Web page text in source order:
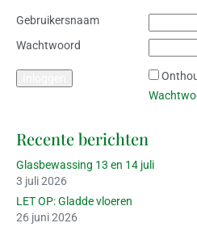
Gebruikersnaam
Wachtwoord
Recente berichten
Glasbewassing 13 en 14 juli
3 juli 2026
LET OP: Gladde vloeren
26 juni 2026